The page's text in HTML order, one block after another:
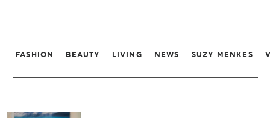
FASHION BEAUTY LIVING NEWS SUZY MENKES